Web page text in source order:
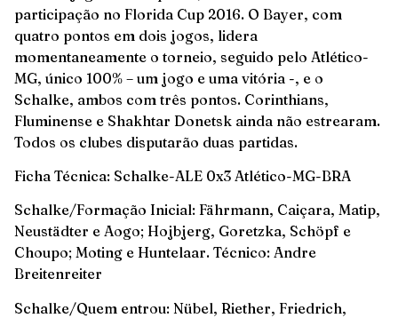
participação no Florida Cup 2016. O Bayer, com
quatro pontos em dois jogos, lidera
momentaneamente o torneio, seguido pelo Atlético-
MG, único 100% – um jogo e uma vitória -, e o
Schalke, ambos com três pontos. Corinthians,
Fluminense e Shakhtar Donetsk ainda não estrearam.
Todos os clubes disputarão duas partidas.
Ficha Técnica: Schalke-ALE 0x3 Atlético-MG-BRA
Schalke/Formação Inicial: Fährmann, Caiçara, Matip,
Neustädter e Aogo; Hojbjerg, Goretzka, Schöpf e
Choupo; Moting e Huntelaar. Técnico: Andre
Breitenreiter
Schalke/Quem entrou: Nübel, Riether, Friedrich,